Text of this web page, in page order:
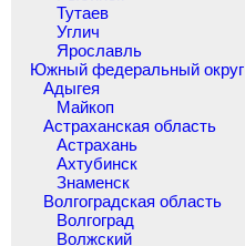
Тутаев
Углич
Ярославль
Южный федеральный округ
Адыгея
Майкоп
Астраханская область
Астрахань
Ахтубинск
Знаменск
Волгоградская область
Волгоград
Волжский